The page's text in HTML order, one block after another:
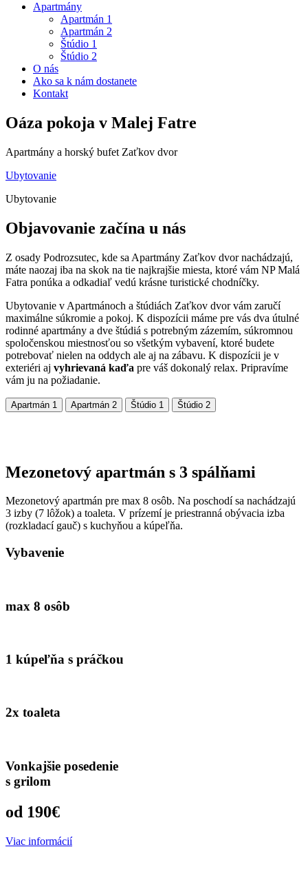
Apartmány
Apartmán 1
Apartmán 2
Štúdio 1
Štúdio 2
O nás
Ako sa k nám dostanete
Kontakt
Oáza pokoja v Malej Fatre
Apartmány a horský bufet Zaťkov dvor
Ubytovanie
Ubytovanie
Objavovanie začína u nás
Z osady Podrozsutec, kde sa Apartmány Zaťkov dvor nachádzajú,
máte naozaj iba na skok na tie najkrajšie miesta, ktoré vám NP Malá
Fatra ponúka a odkadiaľ vedú krásne turistické chodníčky.
Ubytovanie v Apartmánoch a štúdiách Zaťkov dvor vám zaručí
maximálne súkromie a pokoj. K dispozícii máme pre vás dva útulné
rodinné apartmány a dve štúdiá s potrebným zázemím, súkromnou
spoločenskou miestnosťou so všetkým vybavení, ktoré budete
potrebovať nielen na oddych ale aj na zábavu. K dispozícii je v
exteriéri aj vyhrievaná kaďa pre váš dokonalý relax. Pripravíme
vám ju na požiadanie.
Apartmán 1 Apartmán 2 Štúdio 1 Štúdio 2
Mezonetový apartmán s 3 spálňami
Mezonetový apartmán pre max 8 osôb. Na poschodí sa nachádzajú
3 izby (7 lôžok) a toaleta. V prízemí je priestranná obývacia izba
(rozkladací gauč) s kuchyňou a kúpeľňa.
Vybavenie
max 8 osôb
1 kúpeľňa s práčkou
2x toaleta
Vonkajšie posedenie
s grilom
od 190€
Viac informácií